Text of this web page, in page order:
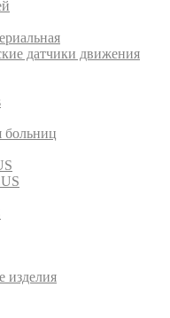
датчики движения
больниц
изделия